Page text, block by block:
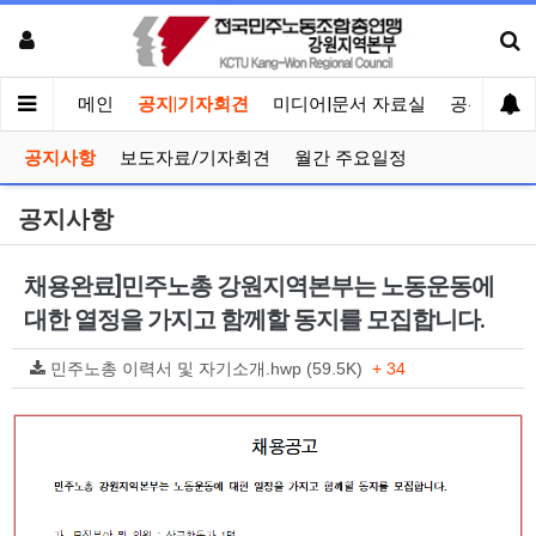
메인 공지|기자회견 미디어|문서 자료실 공유게시
공지사항 보도자료/기자회견 월간 주요일정
공지사항
채용완료]민주노총 강원지역본부는 노동운동에
대한 열정을 가지고 함께할 동지를 모집합니다.
민주노총 이력서 및 자기소개.hwp (59.5K) + 34